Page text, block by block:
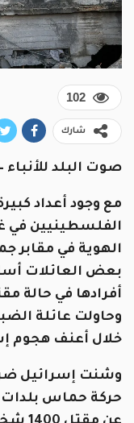
102
شارك
صوت البلد للأنباء –
مع وجود أعداد
الفلسطينيين في
الهوية في مقابر
بعض العائلات
أفرادها في حالة
وحاولت عائلة
خلال أعنف هجوم
وشنت إسرائيل
حركة حماس